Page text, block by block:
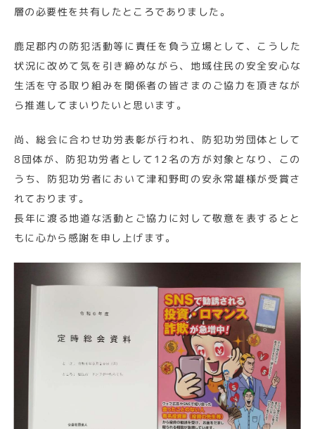
層の必要性を共有したところでありました。
鹿足郡内の防犯活動等に責任を負う立場として、こうした
状況に改めて気を引き締めながら、地域住民の安全安心な
生活を守る取り組みを関係者の皆さまのご協力を頂きなが
ら推進してまいりたいと思います。
尚、総会に合わせ功労表彰が行われ、防犯功労団体として
8団体が、防犯功労者として12名の方が対象となり、この
うち、防犯功労者において津和野町の安永常雄様が受賞さ
れております。
長年に渡る地道な活動とご協力に対して敬意を表するとと
もに心から感謝を申し上げます。